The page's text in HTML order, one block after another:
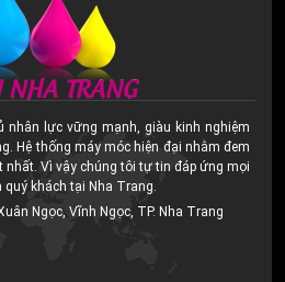
nhân lực vững mạnh, giàu kinh nghiệm
Hệ thống máy móc hiện đại nhằm đem
Vì vậy chúng tôi tự tin đáp ứng mọi
khách tại Nha Trang.
Ngọc, Vĩnh Ngọc, TP. Nha Trang